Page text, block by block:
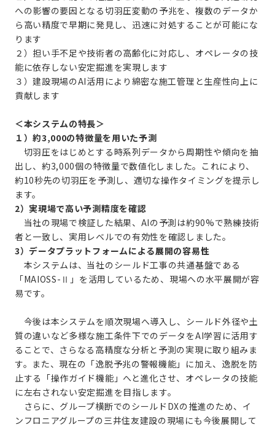
への影響の要因となる切羽圧変動の予兆を、複数のデータか
ら高い精度で早期に発見し、迅速に対処することが可能にな
ります
２）担い手不足や技術者の高齢化に対応し、オペレータの技
能に依存しない安定掘進を実現します
３）建設現場のAI活用により綿密な施工管理と生産性向上に
貢献します
＜本システムの特長＞
１）約3,000の特徴量を用いた予測
切羽圧をはじめとする時系列データから周期性や傾向を抽
出し、約3,000個の特徴量で数値化しました。これにより、
約10秒先の切羽圧を予測し、適切な操作タイミングを提示し
ます。
2）実現場で高い予測精度を確認
当社の現場で検証した結果、AIの予測は約90%で熟練技術
者と一致し、実用レベルでの有効性を確認しました。
3）データプラットフォームによる展開の容易性
本システムは、当社のシールド工事の共通基盤である
「MAIOSS-Ⅱ」を活用しているため、現場への水平展開が容
易です。
今後は本システムを順次現場へ導入し、シールド外径や土
質の違いなど多様な施工条件下でのデータをAI学習に活用す
ることで、さらなる高精度な分析と予測の実現に取り組みま
す。また、現在の「逸脱予兆の警報機能」に加え、逸脱を防
止する「操作ガイド機能」へと進化させ、オペレータの技能
に左右されない安定掘進を目指します。
さらに、グループ横断でのシールドDXの推進のため、イ
ンフロニアグループの三井住友建設の現場にも今後展開して